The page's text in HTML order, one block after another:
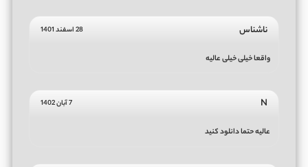
ناشناس 28 اسفند 1401
واقعا خیلی خیلی عالیه
N 7 آبان 1402
عالیه حتما دانلود کنید